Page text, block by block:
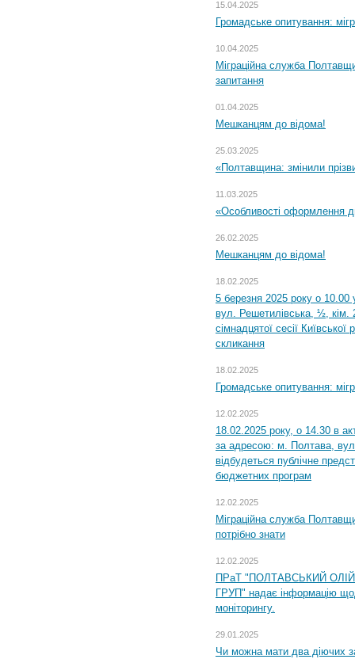
15.04.2025
Громадське опитування:
10.04.2025
Міграційна служба
запитання
01.04.2025
Мешканцям до відома!
25.03.2025
«Полтавщина: змінили
11.03.2025
«Особливості оформлення
26.02.2025
Мешканцям до відома!
18.02.2025
5 березня 2025 року о 10.00
вул. Решетилівська, ½, кім.
сімнадцятої сесії
скликання
18.02.2025
Громадське опитування:
12.02.2025
18.02.2025 року, о 14.30 в
за адресою: м. Полтава,
відбудеться публічне
бюджетних програм
12.02.2025
Міграційна служба
потрібно знати
12.02.2025
ПРаТ "ПОЛТАВСЬКИЙ
ГРУП" надає інформацію
моніторингу.
29.01.2025
Чи можна мати два діючих